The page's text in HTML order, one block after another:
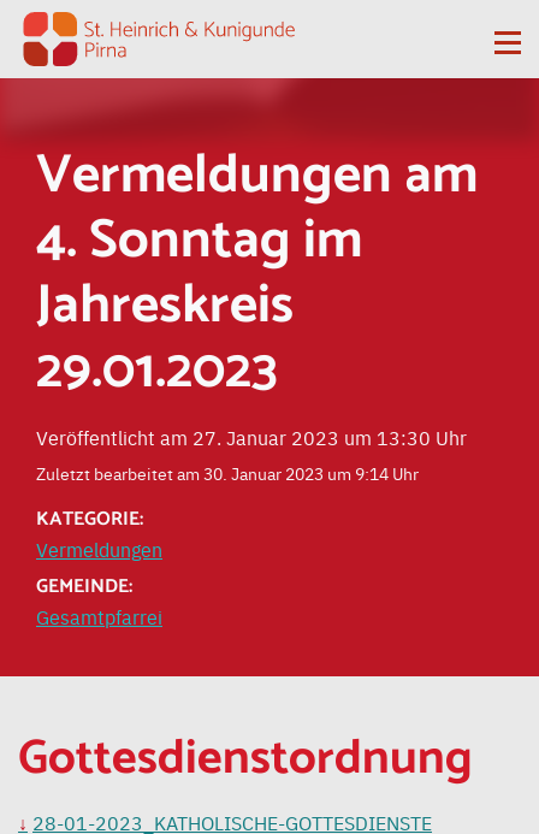
Zum Inhalt springen
Vermeldungen am
4. Sonntag im
Jahreskreis
29.01.2023
Veröffentlicht am 27. Januar 2023 um 13:30 Uhr
Zuletzt bearbeitet am 30. Januar 2023 um 9:14 Uhr
KATEGORIE:
Vermeldungen
GEMEINDE:
Gesamtpfarrei
Gottesdienstordnung
28-01-2023_KATHOLISCHE-GOTTESDIENSTE